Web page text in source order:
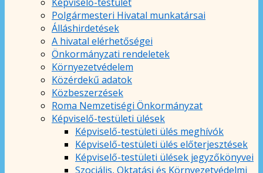
Polgármesteri Hivatal munkatársai
Álláshirdetések
A hivatal elérhetőségei
Önkormányzati rendeletek
Környezetvédelem
Közérdekű adatok
Közbeszerzések
Roma Nemzetiségi Önkormányzat
Képviselő-testületi ülések
Képviselő-testületi ülés meghívók
Képviselő-testületi ülés előterjesztések
Képviselő-testületi ülések jegyzőkönyvei
Szociális, Oktatási és Környezetvédelmi